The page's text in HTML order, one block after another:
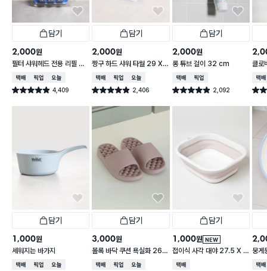
담기
2,000원
필터 샤워헤드 전용 리필 필
터 3개입
택배배송매장픽업오늘배송
별점 4.9점 4,409
건 작성
담기
2,000원
짱구 하드 샤워 타월 29 X
95 cm
택배배송매장픽업오늘배송
별점 4.9점 2,406
건 작성
담기
2,000원
롱 튜브 걸이 32 cm
택배배송매장픽업
별점 4.9점 2,092
건 작성
클로
택배
별점
담기
1,000원
세워지는 바가지
택배배송매장픽업오늘배송
담기
3,000원
볼록 바닥 쿠션 욕실화 260
~280 mm
택배배송매장픽업오늘배송
담기
NEW
1,000원
접이식 사각 대야 27.5 X 2
3 cm
택배배송
뭉게
cm
택배